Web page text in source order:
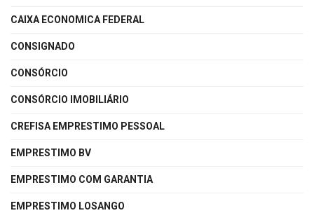
CAIXA ECONOMICA FEDERAL
CONSIGNADO
CONSÓRCIO
CONSÓRCIO IMOBILIÁRIO
CREFISA EMPRESTIMO PESSOAL
EMPRESTIMO BV
EMPRESTIMO COM GARANTIA
EMPRESTIMO LOSANGO